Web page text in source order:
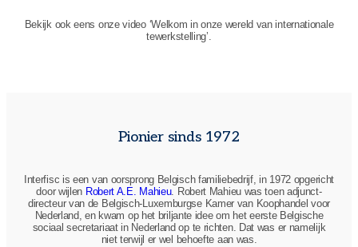
Bekijk ook eens onze video ‘Welkom in onze wereld van internationale
tewerkstelling’.
Pionier sinds 1972
Interfisc is een van oorsprong Belgisch familiebedrijf, in 1972 opgericht
door wijlen Robert A.E. Mahieu. Robert Mahieu was toen adjunct-
directeur van de Belgisch-Luxemburgse Kamer van Koophandel voor
Nederland, en kwam op het briljante idee om het eerste Belgische
sociaal secretariaat in Nederland op te richten. Dat was er namelijk
niet terwijl er wel behoefte aan was.